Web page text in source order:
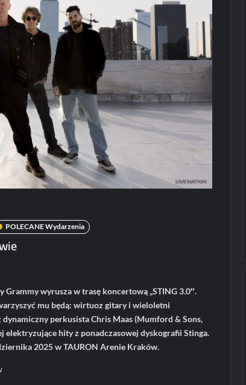
POLECANE Wydarzenia
wyrusza w trasę koncertową „STING 3.0″.
mu będą: wirtuoz gitary i wieloletni
perkusista Chris Maas (Mumford & Sons,
elektryzujące hity z ponadczasowej dyskografii Stinga.
2025 w TAURON Arenie Kraków.
Koncerty/festiwale
News
Patronat
POLECANE News
POLECANE
Wydarzenia
ElipticTM i
CentoVenti zagrają
w Poznaniu
Paweł Rychter
Koncerty/festiwale
News
POLECANE
Wydarzenia
Haken na koncercie
w Polsce!
karolciasc